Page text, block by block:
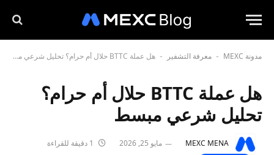
مدونة MEXC - معرفة التشفير - هل عملة BTTC حلال أم حرام؟ تحليل شرعي مبسط
هل عملة BTTC حلال أم حرام؟
تحليل شرعي مبسط
MEXC MENA مايو 25, 2026